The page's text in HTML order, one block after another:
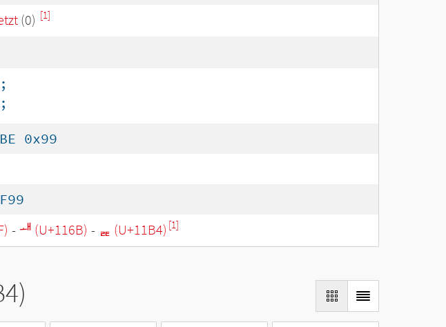
(0) [1]
0x99
- ᅫ (U+116B) - ᆴ (U+11B4) [1]